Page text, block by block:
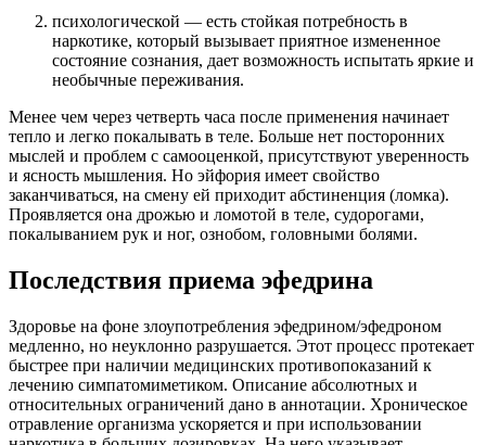
психологической — есть стойкая потребность в
наркотике, который вызывает приятное измененное
состояние сознания, дает возможность испытать яркие и
необычные переживания.
Менее чем через четверть часа после применения начинает
тепло и легко покалывать в теле. Больше нет посторонних
мыслей и проблем с самооценкой, присутствуют уверенность
и ясность мышления. Но эйфория имеет свойство
заканчиваться, на смену ей приходит абстиненция (ломка).
Проявляется она дрожью и ломотой в теле, судорогами,
покалыванием рук и ног, ознобом, головными болями.
Последствия приема эфедрина
Здоровье на фоне злоупотребления эфедрином/эфедроном
медленно, но неуклонно разрушается. Этот процесс протекает
быстрее при наличии медицинских противопоказаний к
лечению симпатомиметиком. Описание абсолютных и
относительных ограничений дано в аннотации. Хроническое
отравление организма ускоряется и при использовании